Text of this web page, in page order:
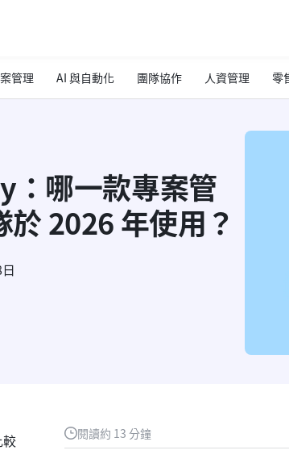
管理 AI 與自動化 團隊協作 人資管理 零
哪一款專案管
2026 年使用？
閱讀約 13 分鐘